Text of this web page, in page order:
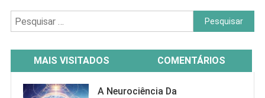
Pesquisar
por:
MAIS VISITADOS COMENTÁRIOS
A Neurociência Da